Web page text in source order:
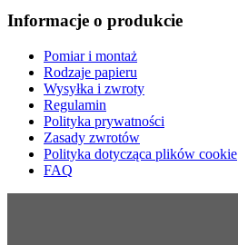
Informacje o produkcie
Pomiar i montaż
Rodzaje papieru
Wysyłka i zwroty
Regulamin
Polityka prywatności
Zasady zwrotów
Polityka dotycząca plików cookie
FAQ